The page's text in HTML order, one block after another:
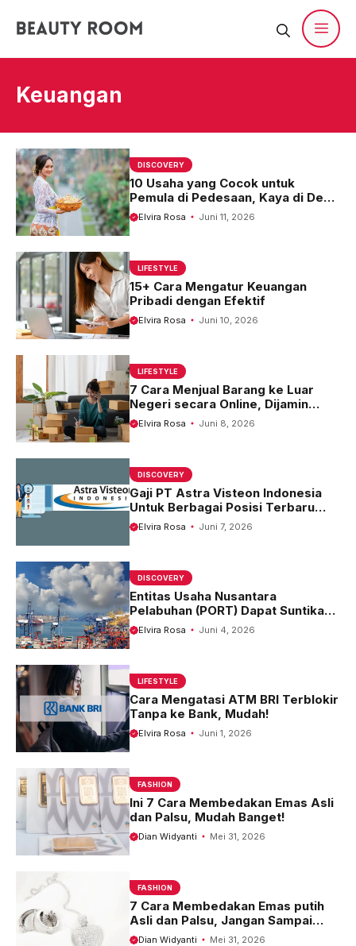
Keuangan
DISCOVERY
10 Usaha yang Cocok untuk
Pemula di Pedesaan, Kaya di Desa
Bukan Mimpi!
Elvira Rosa Juni 11, 2026
LIFESTYLE
15+ Cara Mengatur Keuangan
Pribadi dengan Efektif
Elvira Rosa Juni 10, 2026
LIFESTYLE
7 Cara Menjual Barang ke Luar
Negeri secara Online, Dijamin
Sukses!
Elvira Rosa Juni 8, 2026
DISCOVERY
Gaji PT Astra Visteon Indonesia
Untuk Berbagai Posisi Terbaru
2023
Elvira Rosa Juni 7, 2026
DISCOVERY
Entitas Usaha Nusantara
Pelabuhan (PORT) Dapat Suntikan
USD42,80 Juta Untuk
Pengembangan River Port
Elvira Rosa Juni 4, 2026
LIFESTYLE
Cara Mengatasi ATM BRI Terblokir
Tanpa ke Bank, Mudah!
Elvira Rosa Juni 1, 2026
FASHION
Ini 7 Cara Membedakan Emas Asli
dan Palsu, Mudah Banget!
Dian Widyanti Mei 31, 2026
FASHION
7 Cara Membedakan Emas putih
Asli dan Palsu, Jangan Sampai
Tertipu!
Dian Widyanti Mei 31, 2026